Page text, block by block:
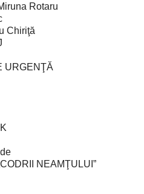
Rotaru
Chiriţă
URGENŢĂ
NEAMŢULUI”